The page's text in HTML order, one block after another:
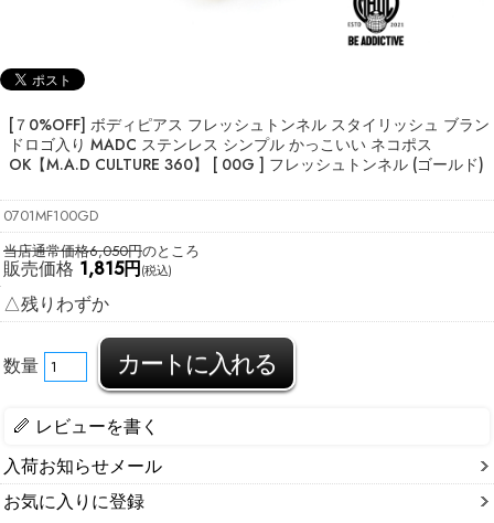
[７0%OFF] ボディピアス フレッシュトンネル スタイリッシュ ブラン
ドロゴ入り MADC ステンレス シンプル かっこいい ネコポス
OK 【M.A.D CULTURE 360】 [ 00G ] フレッシュトンネル (ゴールド)
0701MF100GD
当店通常価格6,050円のところ
販売価格 1,815円(税込)
△残りわずか
数量
レビューを書く
入荷お知らせメール
お気に入りに登録